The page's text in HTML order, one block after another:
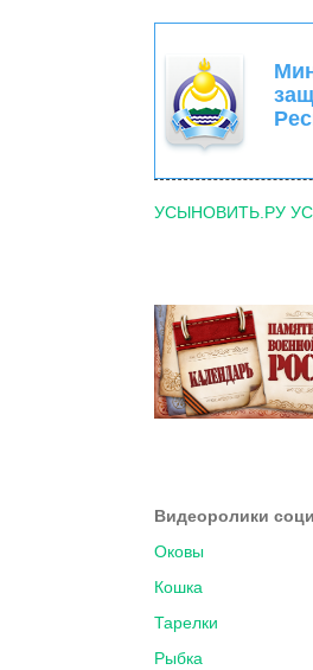
УСЫНОВИТЬ.РУ
Видеоролики
Оковы
Кошка
Тарелки
Рыбка